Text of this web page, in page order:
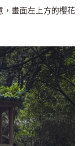
，畫面左上方的櫻花